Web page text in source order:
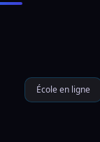
École en ligne